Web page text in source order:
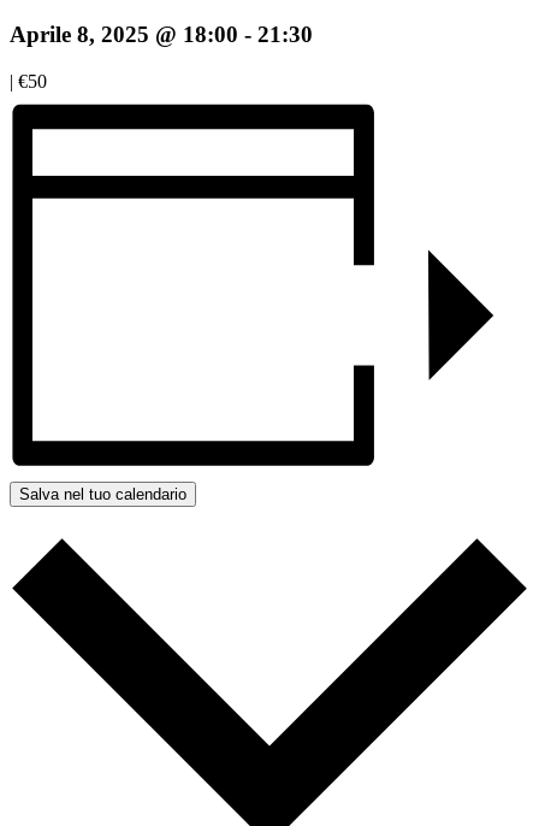
Aprile 8, 2025 @ 18:00 - 21:30
| €50
Salva nel tuo calendario